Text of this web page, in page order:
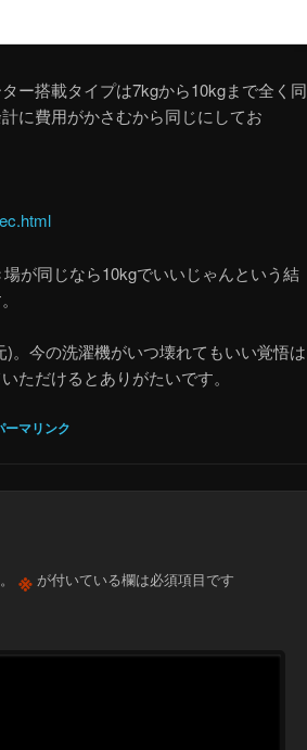
ー搭載タイプは7kgから10kgまで全く同
に費用がかさむから同じにしてお
が同じなら10kgでいいじゃんという結
。今の洗濯機がいつ壊れてもいい覚悟は
ただけるとありがたいです。
ーマリンク
※ が付いている欄は必須項目です